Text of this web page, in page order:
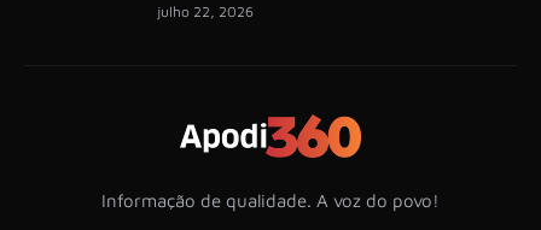
julho 22, 2026
Informação de qualidade. A voz do povo!